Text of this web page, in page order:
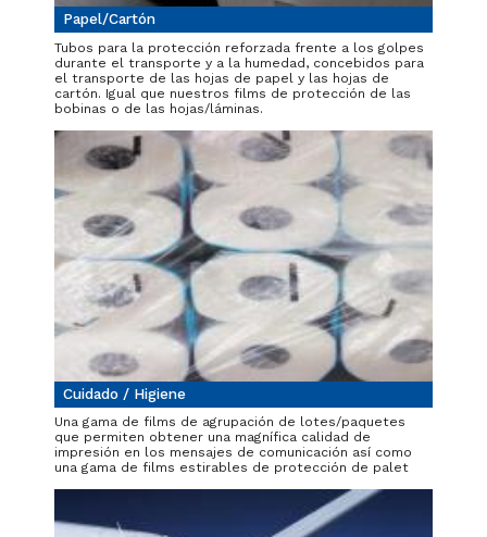
Papel/Cartón
Tubos para la protección reforzada frente a los golpes
durante el transporte y a la humedad, concebidos para
el transporte de las hojas de papel y las hojas de
cartón. Igual que nuestros films de protección de las
bobinas o de las hojas/láminas.
Cuidado / Higiene
Una gama de films de agrupación de lotes/paquetes
que permiten obtener una magnífica calidad de
impresión en los mensajes de comunicación así como
una gama de films estirables de protección de palet